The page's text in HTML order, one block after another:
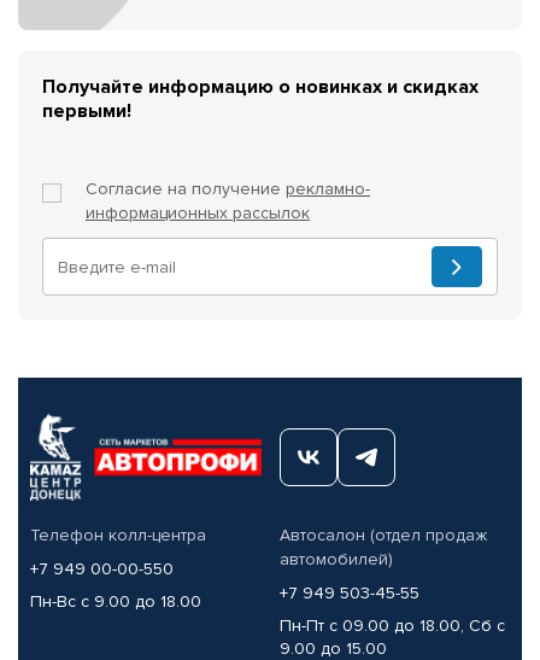
Получайте информацию о новинках и скидках
первыми!
Согласие на получение рекламно-
информационных рассылок
Телефон колл-центра
+7 949 00-00-550
Пн-Вс с 9.00 до 18.00
Автосалон (отдел продаж
автомобилей)
+7 949 503-45-55
Пн-Пт с 09.00 до 18.00, Сб с
9.00 до 15.00